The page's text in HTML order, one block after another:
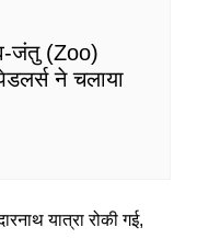
जंतु (Zoo)
ने चलाया